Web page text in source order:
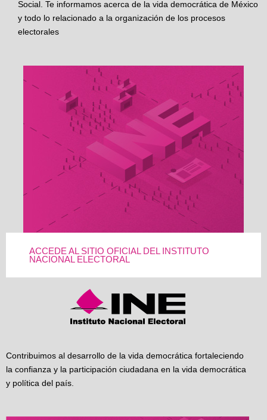
Social. Te informamos acerca de la vida democrática de México
y todo lo relacionado a la organización de los procesos
electorales
ACCEDE AL SITIO OFICIAL DEL INSTITUTO
NACIONAL ELECTORAL
Contribuimos al desarrollo de la vida democrática fortaleciendo
la confianza y la participación ciudadana en la vida democrática
y política del país.